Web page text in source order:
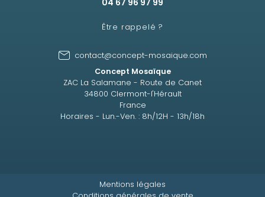
Être rappelé ?
contact@concept-mosaique.com
Concept Mosaïque
ZAC La Salamane - Route de Canet
34800 Clermont-l'Hérault
France
Horaires - Lun.-Ven. : 8h/12H - 13h/18h
Mentions légales